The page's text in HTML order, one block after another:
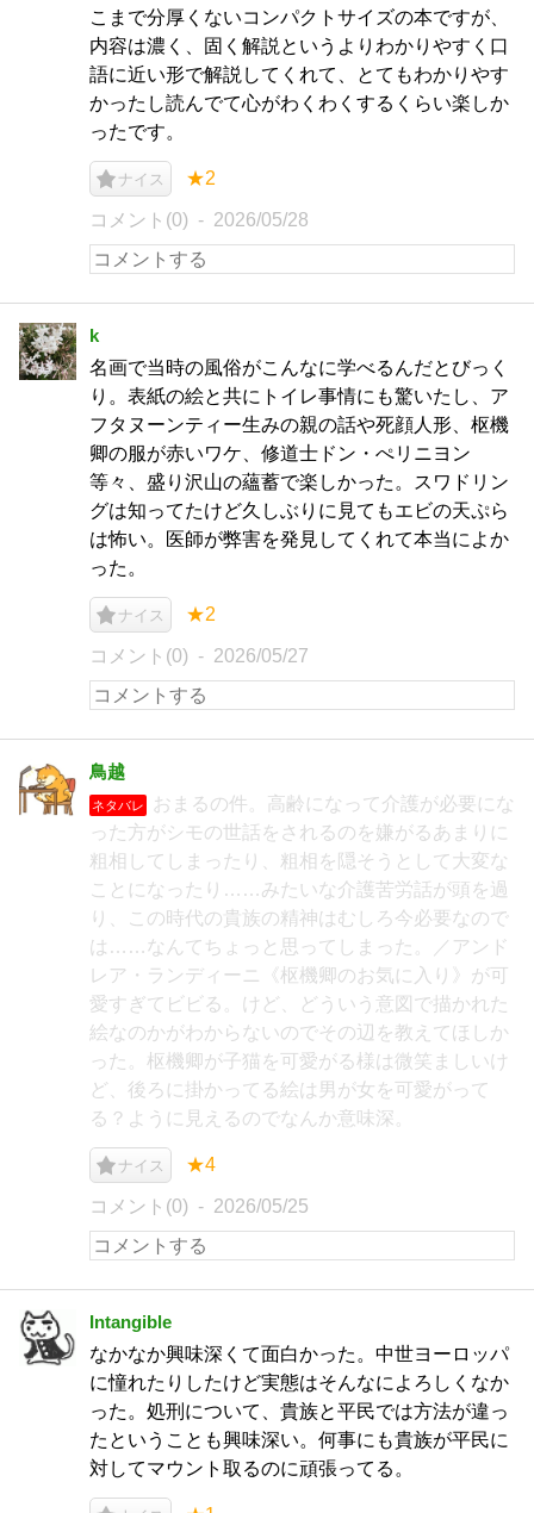
こまで分厚くないコンパクトサイズの本ですが、
内容は濃く、固く解説というよりわかりやすく口
語に近い形で解説してくれて、とてもわかりやす
かったし読んでて心がわくわくするくらい楽しか
ったです。
ナイス ★2
コメント(0) 2026/05/28
k
名画で当時の風俗がこんなに学べるんだとびっく
り。表紙の絵と共にトイレ事情にも驚いたし、ア
フタヌーンティー生みの親の話や死顔人形、枢機
卿の服が赤いワケ、修道士ドン・ぺリニヨン
等々、盛り沢山の蘊蓄で楽しかった。スワドリン
グは知ってたけど久しぶりに見てもエビの天ぷら
は怖い。医師が弊害を発見してくれて本当によか
った。
ナイス ★2
コメント(0) 2026/05/27
鳥越
ネタバレ
おまるの件。高齢になって介護が必要にな
った方がシモの世話をされるのを嫌がるあまりに
粗相してしまったり、粗相を隠そうとして大変な
ことになったり……みたいな介護苦労話が頭を過
り、この時代の貴族の精神はむしろ今必要なので
は……なんてちょっと思ってしまった。／アンド
レア・ランディーニ《枢機卿のお気に入り》が可
愛すぎてビビる。けど、どういう意図で描かれた
絵なのかがわからないのでその辺を教えてほしか
った。枢機卿が子猫を可愛がる様は微笑ましいけ
ど、後ろに掛かってる絵は男が女を可愛がって
る？ように見えるのでなんか意味深。
ナイス ★4
コメント(0) 2026/05/25
Intangible
なかなか興味深くて面白かった。中世ヨーロッパ
に憧れたりしたけど実態はそんなによろしくなか
った。処刑について、貴族と平民では方法が違っ
たということも興味深い。何事にも貴族が平民に
対してマウント取るのに頑張ってる。